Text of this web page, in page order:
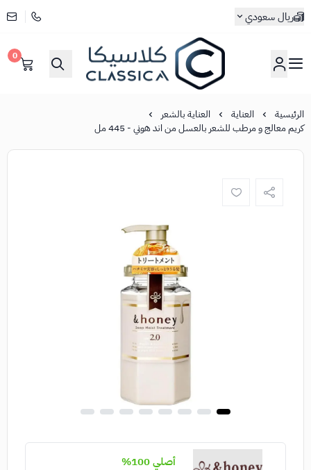
ريال سعودي
كلاسيكا
0
الرئيسية العناية
العناية بالشعر
كريم معالج و مرطب للشعر بالعسل من اند هوني - 445 مل
أصلي 100%